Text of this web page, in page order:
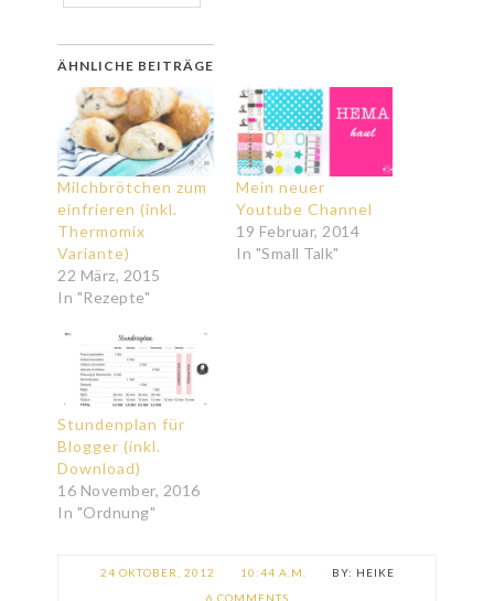
ÄHNLICHE BEITRÄGE
Milchbrötchen zum
einfrieren (inkl.
Thermomix
Variante)
22 März, 2015
In "Rezepte"
Mein neuer
Youtube Channel
19 Februar, 2014
In "Small Talk"
Stundenplan für
Blogger (inkl.
Download)
16 November, 2016
In "Ordnung"
24 OKTOBER, 2012 10:44 A.M.
HEIKE
6 COMMENTS